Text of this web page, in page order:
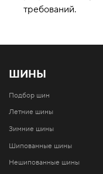
требований.
ШИНЫ
Подбор шин
Летние шины
Зимние шины
Шипованные шины
Нешипованные шины